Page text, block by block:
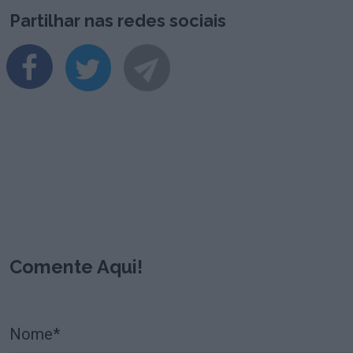
Partilhar nas redes sociais
Comente Aqui!
Nome*